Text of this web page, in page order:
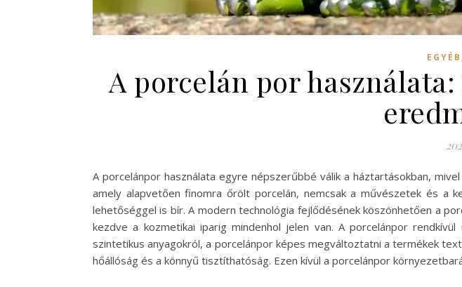
EGYÉB
A porcelán por
A porcelánpor használata egyre népszerűbbé válik a háztartásokban,
amely alapvetően finomra őrölt porcelán, nemcsak a művészetek és a
lehetőséggel is bír. A modern technológia fejlődésének köszönhetően a
kezdve a kozmetikai iparig mindenhol jelen van. A porcelánpor
szintetikus anyagokról, a porcelánpor képes megváltoztatni a termékek
hőállóság és a könnyű tisztíthatóság. Ezen kívül a porcelánpor